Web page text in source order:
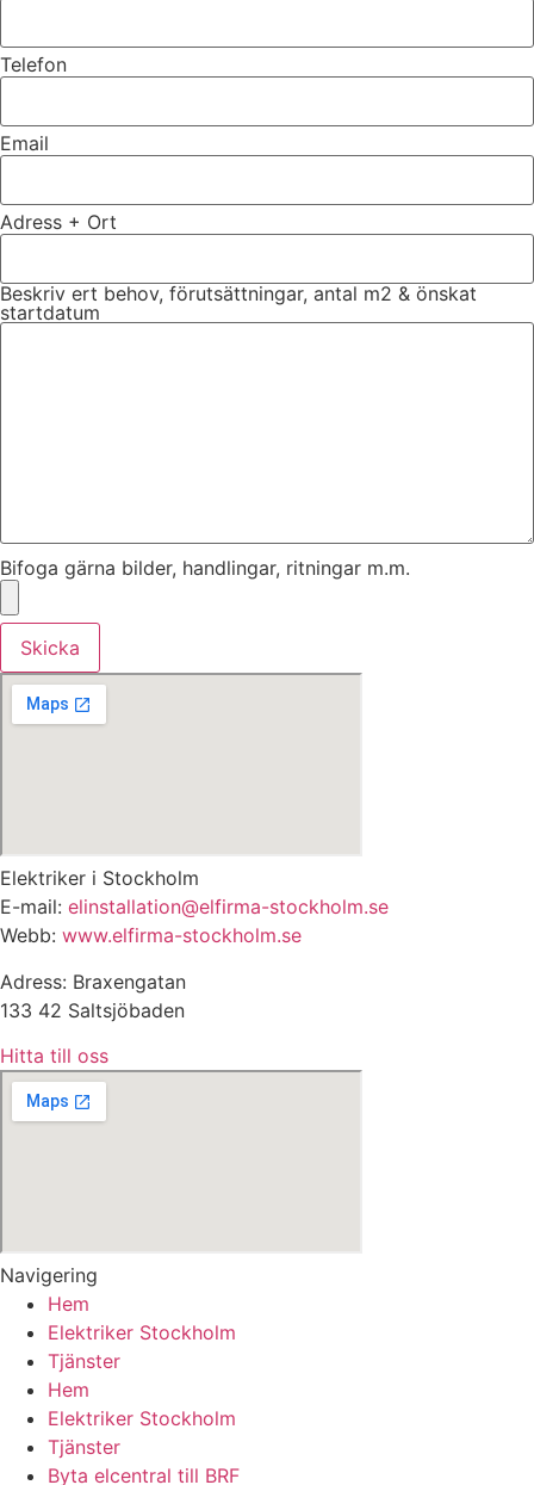
Telefon
Email
Adress + Ort
Beskriv ert behov, förutsättningar, antal m2 & önskat
startdatum
Bifoga gärna bilder, handlingar, ritningar m.m.
Skicka
Elektriker i Stockholm
E-mail: elinstallation@elfirma-stockholm.se
Webb: www.elfirma-stockholm.se
Adress: Braxengatan
133 42 Saltsjöbaden
Hitta till oss
Navigering
Hem
Elektriker Stockholm
Tjänster
Hem
Elektriker Stockholm
Tjänster
Byta elcentral till BRF